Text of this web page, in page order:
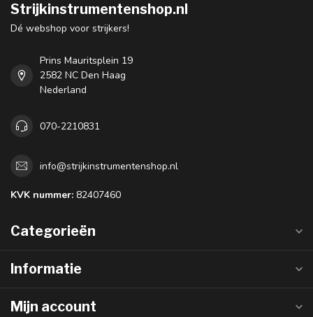
Strijkinstrumentenshop.nl
Dé webshop voor strijkers!
Prins Mauritsplein 19
2582 NC Den Haag
Nederland
070-2210831
info@strijkinstrumentenshop.nl
KVK nummer: 82407460
Categorieën
Informatie
Mijn account